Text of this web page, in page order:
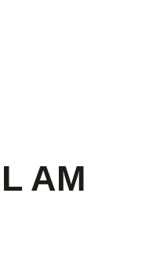
AM